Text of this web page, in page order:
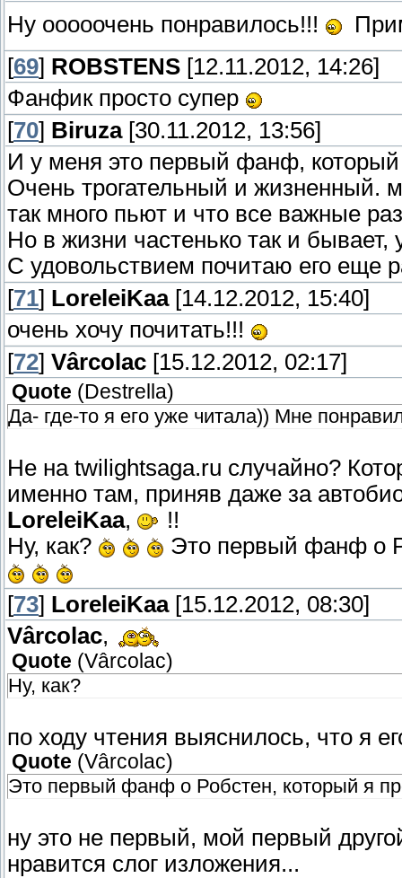
Ну ооооочень понравилось!!!
[69] ROBSTENS [12.11.2012, 14:26]
Фанфик просто супер
[70] Biruza[30.11.2012, 13:56]
И у меня это первый фанф, который
Очень трогательный и жизненный.
так много пьют и что все важные
Но в жизни частенько так и бывает,
С удовольствием почитаю его еще
[71] LoreleiKaa[14.12.2012, 15:40]
очень хочу почитать!!!
[72] Vârcolac [15.12.2012, 02:17]
Quote ( Destrella)
Да- где-то я его уже читала)) Мне
Не на twilightsaga.ru случайно?
именно там, приняв даже за
LoreleiKaa,
!!
Ну, как?
Это первый фанф о
[73] LoreleiKaa[15.12.2012, 08:30]
Vârcolac,
Quote (Vârcolac)
Ну, как?
по ходу чтения выяснилось, что я
Quote (Vârcolac)
Это первый фанф о Робстен, который я
ну это не первый, мой первый
нравится слог изложения...